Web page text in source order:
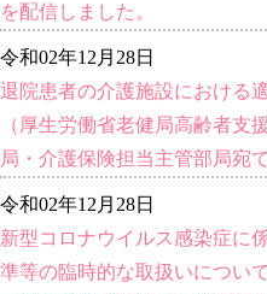
を配信しました。
令和02年12月28日
退院患者の介護施設における
（厚生労働省老健局高齢者支
局・介護保険担当主管部局宛て
令和02年12月28日
新型コロナウイルス感染症に
準等の臨時的な取扱いについて